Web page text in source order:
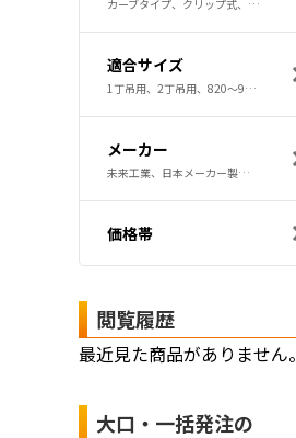
カーブタイプ、クリップ式、ストレートタイプ、スムースポケット、生地タイプ、ベルトクリップタイプ
適合サイズ
1丁吊用、2丁吊用、820～980mm以内のウエスト、ドライバー1丁吊用、ドライバー2丁吊用
メーカー
未来工業、日本メーカー製、フジ矢、タジマ、ジェフコム DENSAN
価格帯
閲覧履歴
最近見た商品がありません。
大口・一括発注の